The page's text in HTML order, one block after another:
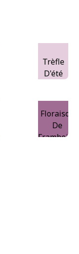
Trèfle
D'été
Floraison
De
Framboise